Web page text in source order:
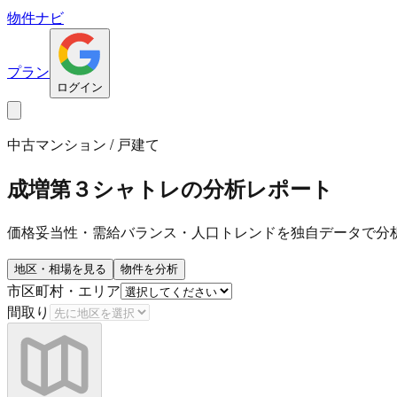
物件ナビ
プラン
ログイン
中古マンション / 戸建て
成増第３シャトレの分析レポート
価格妥当性・需給バランス・人口トレンドを独自データで分
地区・相場を見る 物件を分析
市区町村・エリア
間取り